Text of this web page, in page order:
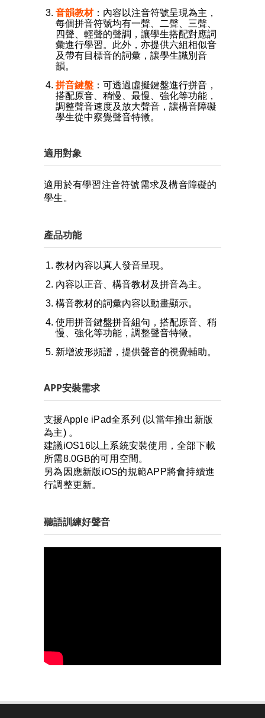
音韻教材：內容以注音符號呈現為主，
每個拼音符號均有一聲、二聲、三聲、
四聲、輕聲的聲調，讓學生搭配對應詞
彙進行學習。此外，亦提供六組相似音
及帶有目標音的詞彙，讓學生識別音
韻。
拼音鍵盤 ：可透過虛擬鍵盤進行拼音，
搭配原音、稍慢、最慢、強化等功能，
調整聲音速度及放大聲音，讓構音障礙
學生從中察覺聲音特徵。
適用對象
適用於有學習注音符號需求及構音障礙的
學生。
產品功能
教材內容以真人發音呈現。
內容以正音、構音教材及拼音為主。
構音教材的詞彙內容以動畫顯示。
使用拼音鍵盤拼音組句，搭配原音、稍
慢、強化等功能，調整聲音特徵。
新增波形頻譜，提供聲音的視覺輔助。
APP安裝需求
支援Apple iPad全系列 (以當年推出新版
為主) 。
建議iOS16以上系統安裝使用，全部下載
所需8.0GB的可用空間。
另為因應新版iOS的規範APP將會持續進
行調整更新。
聽語訓練好聲音